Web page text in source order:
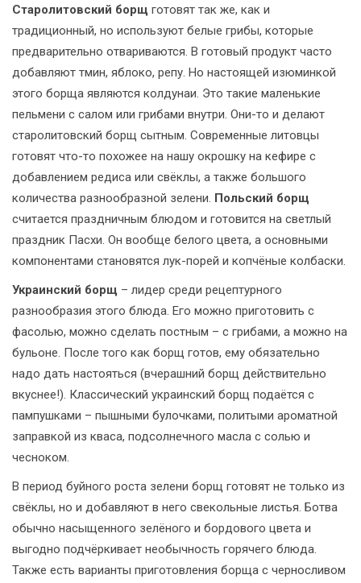
Старолитовский борщ готовят так же, как и
традиционный, но используют белые грибы, которые
предварительно отвариваются. В готовый продукт часто
добавляют тмин, яблоко, репу. Но настоящей изюминкой
этого борща являются колдунаи. Это такие маленькие
пельмени с салом или грибами внутри. Они-то и делают
старолитовский борщ сытным. Современные литовцы
готовят что-то похожее на нашу окрошку на кефире с
добавлением редиса или свёклы, а также большого
количества разнообразной зелени. Польский борщ
считается праздничным блюдом и готовится на светлый
праздник Пасхи. Он вообще белого цвета, а основными
компонентами становятся лук-порей и копчёные колбаски.
Украинский борщ – лидер среди рецептурного
разнообразия этого блюда. Его можно приготовить с
фасолью, можно сделать постным – с грибами, а можно на
бульоне. После того как борщ готов, ему обязательно
надо дать настояться (вчерашний борщ действительно
вкуснее!). Классический украинский борщ подаётся с
пампушками – пышными булочками, политыми ароматной
заправкой из кваса, подсолнечного масла с солью и
чесноком.
В период буйного роста зелени борщ готовят не только из
свёклы, но и добавляют в него свекольные листья. Ботва
обычно насыщенного зелёного и бордового цвета и
выгодно подчёркивает необычность горячего блюда.
Также есть варианты приготовления борща с черносливом